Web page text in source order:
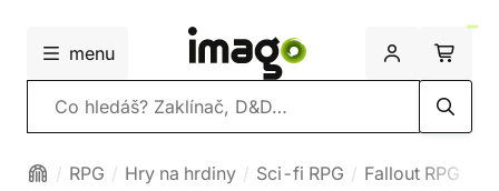
menu
Vyhledávání
RPG Hry na hrdiny Sci-fi RPG Fallout RPG